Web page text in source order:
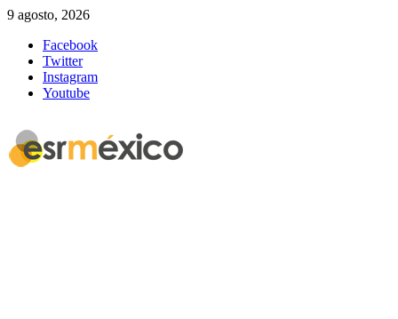
9 agosto, 2026
Facebook
Twitter
Instagram
Youtube